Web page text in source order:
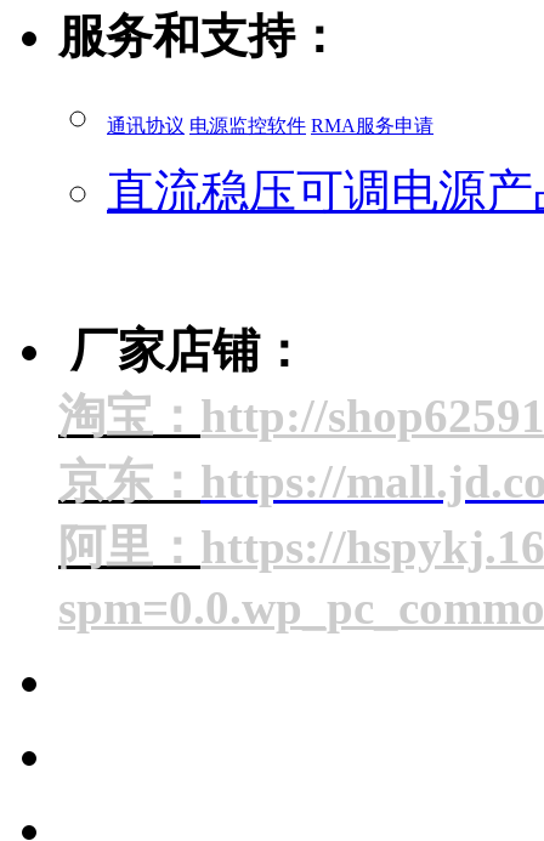
服务和支持：
通讯协议 电源监控软件 RMA服务申请
直流稳压可调电源
厂家店铺：
淘宝： http://
京东： https://
阿里： https://